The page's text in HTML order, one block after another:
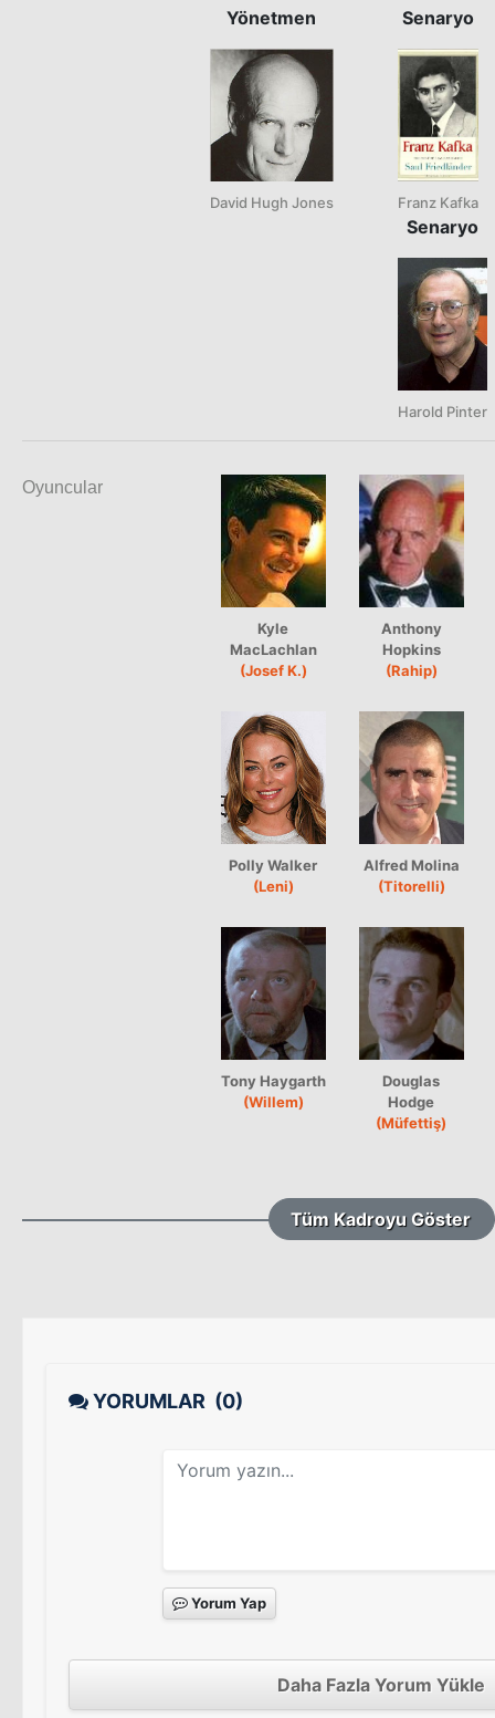
Yönetmen
David Hugh Jones
Senaryo
Franz Kafka
Senaryo
Harold Pinter
Oyuncular
Kyle
MacLachlan
(Josef K.)
Anthony
Hopkins
(Rahip)
Polly Walker
(Leni)
Alfred Molina
(Titorelli)
Tony Haygarth
(Willem)
Douglas
Hodge
(Müfettiş)
Tüm Kadroyu Göster
YORUMLAR (0)
Yorum Yap
Daha Fazla Yorum Yükle